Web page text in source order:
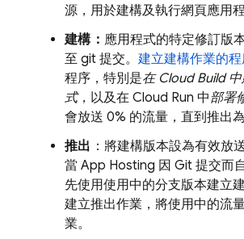
源，用於建構及執行網頁應用程
建構： 應用程式的特定修訂版
至 git 提交。 建立建構作業的
程序，特別是在 Cloud Build中
式，以及在 Cloud Run 中部署
會放送 0% 的流量，直到推出為
推出 ：將建構版本設為有效放
當 App Hosting 因 Git 提交而
先使用使用中的分支版本建立
建立推出作業，將使用中的流
業。